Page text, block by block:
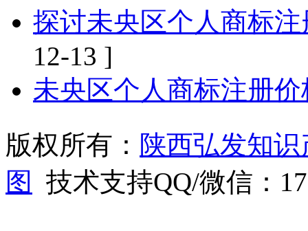
探讨未央区个人商标
12-13 ]
未央区个人商标注册
版权所有： 陕西弘发知
图
技术支持QQ/微信：